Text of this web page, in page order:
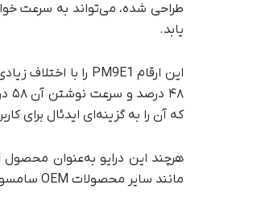
طراحی شده، می‌تواند به سرعت
یابد.
این ارقام PM9E1 را با اختلاف زیادی از رقبایی مانند
۴۸ درصد و سرعت نوشتن آن ۵۸ درصد بیشتر است. نکته مهم دیگر، ارائه ظرفیت
که آن را به گزینه‌ای ایدئال برای
مانند سایر محصولات OEM سامسونگ، ازطریق بازارهای غیررسمی نیز در دسترس کاربران نهایی قرار گیرد.